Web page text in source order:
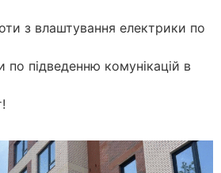
з влаштування електрики по
підведенню комунікацій в